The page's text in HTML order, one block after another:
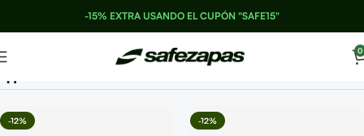
-15% EXTRA USANDO EL CUPÓN "SAFE15"
0
41
-12% -12%